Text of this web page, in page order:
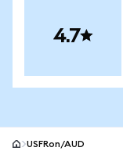
4.7
USFRon/AUD